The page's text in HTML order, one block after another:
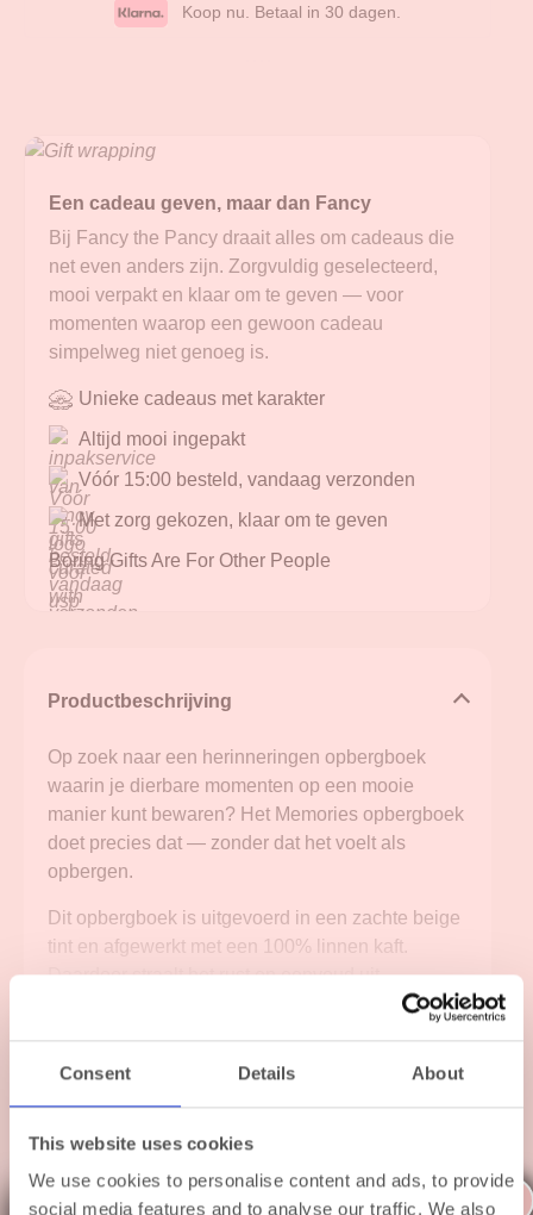
Consent Details About
This website uses cookies
We use cookies to personalise content and ads, to provide
social media features and to analyse our traffic. We also
Koop nu. Betaal in 30 dagen.
Productbeschrijving
Op zoek naar een herinneringen opbergboek
waarin je dierbare momenten op een mooie
manier kunt bewaren? Het Memories opbergboek
doet precies dat — zonder dat het voelt als
opbergen.
Dit opbergboek is uitgevoerd in een zachte beige
tint en afgewerkt met een 100% linnen kaft.
Daardoor straalt het rust en eenvoud uit.
Tegelijkertijd voegt het iets persoonlijks toe aan je
tastbare herinneringen — dit herinneringen
Specificaties
Inpakservice
Een cadeau geven, maar dan Fancy
Bij Fancy the Pancy draait alles om cadeaus die
net even anders zijn. Zorgvuldig geselecteerd,
mooi verpakt en klaar om te geven — voor
momenten waarop een gewoon cadeau
simpelweg niet genoeg is.
Unieke cadeaus met karakter
Altijd mooi ingepakt
Vóór 15:00 besteld, vandaag verzonden
Met zorg gekozen, klaar om te geven
Boring Gifts Are For Other People